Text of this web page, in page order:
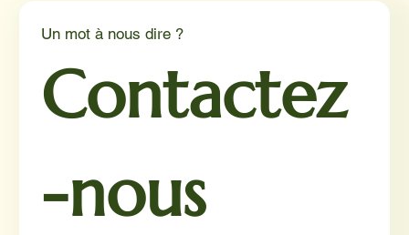
Un mot à nous dire ?
Contactez
-nous